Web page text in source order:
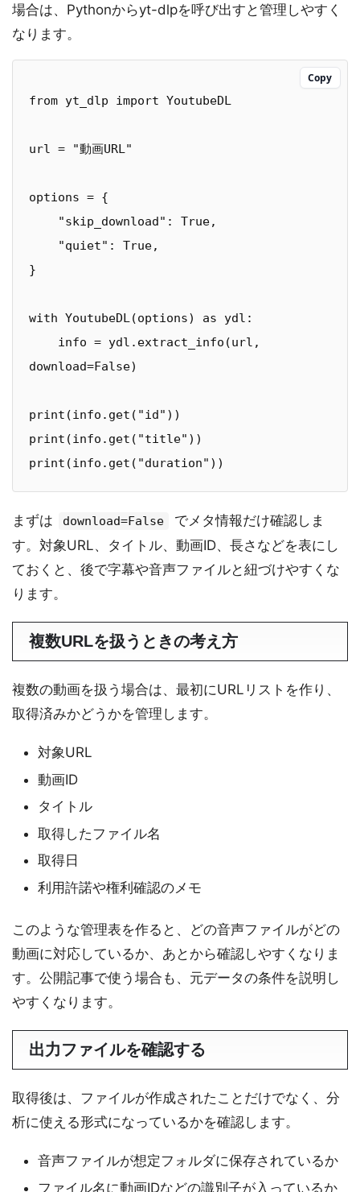
場合は、Pythonからyt-dlpを呼び出すと管理しやすく
なります。
from yt_dlp import YoutubeDL
url = "動画URL"
options = {
}
with YoutubeDL(options) as ydl:
download=False)
print(info.get("id"))
print(info.get("title"))
print(info.get("duration"))
Copy
まずは download=False
でメタ情報だけ確認しま
す。対象URL、タイトル、動画ID、長さなどを表にし
ておくと、後で字幕や音声ファイルと紐づけやすくな
ります。
複数URLを扱うときの考え方
複数の動画を扱う場合は、最初にURLリストを作り、
取得済みかどうかを管理します。
対象URL
動画ID
タイトル
取得したファイル名
取得日
利用許諾や権利確認のメモ
このような管理表を作ると、どの音声ファイルがどの
動画に対応しているか、あとから確認しやすくなりま
す。公開記事で使う場合も、元データの条件を説明し
やすくなります。
出力ファイルを確認する
取得後は、ファイルが作成されたことだけでなく、分
析に使える形式になっているかを確認します。
音声ファイルが想定フォルダに保存されているか
ファイル名に動画IDなどの識別子が入っているか